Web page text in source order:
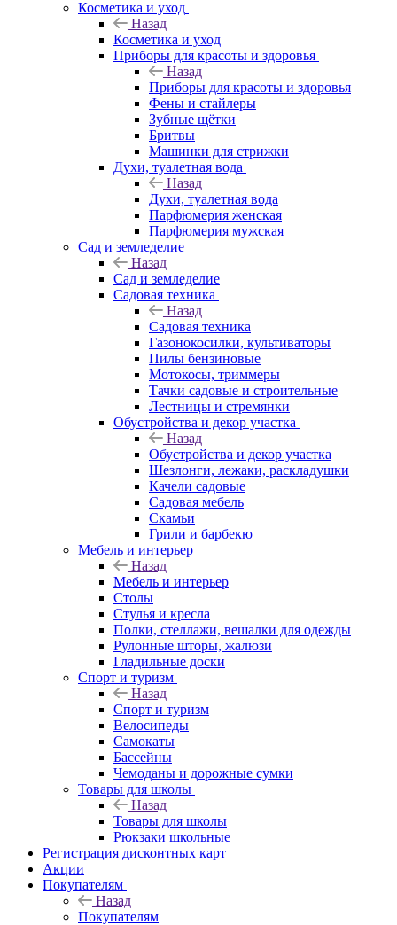
Косметика и уход
Назад
Косметика и уход
Приборы для красоты и здоровья
Назад
Приборы для красоты и здоровья
Фены и стайлеры
Зубные щётки
Бритвы
Машинки для стрижки
Духи, туалетная вода
Назад
Духи, туалетная вода
Парфюмерия женская
Парфюмерия мужская
Сад и земледелие
Назад
Сад и земледелие
Садовая техника
Назад
Садовая техника
Газонокосилки, культиваторы
Пилы бензиновые
Мотокосы, триммеры
Тачки садовые и строительные
Лестницы и стремянки
Обустройства и декор участка
Назад
Обустройства и декор участка
Шезлонги, лежаки, раскладушки
Качели садовые
Садовая мебель
Скамьи
Грили и барбекю
Мебель и интерьер
Назад
Мебель и интерьер
Столы
Стулья и кресла
Полки, стеллажи, вешалки для одежды
Рулонные шторы, жалюзи
Гладильные доски
Спорт и туризм
Назад
Спорт и туризм
Велосипеды
Самокаты
Бассейны
Чемоданы и дорожные сумки
Товары для школы
Назад
Товары для школы
Рюкзаки школьные
Регистрация дисконтных карт
Акции
Покупателям
Назад
Покупателям